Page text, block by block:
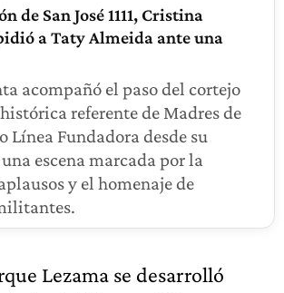
de San José 1111, Cristina
a Taty Almeida ante una
acompañó el paso del cortejo
referente de Madres de
Línea Fundadora desde su
escena marcada por la
y el homenaje de
Lezama se desarrolló